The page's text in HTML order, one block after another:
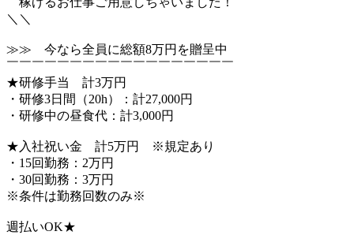
＼＼
≫≫ 今なら全員に総額8万円を贈呈中
￣￣￣￣￣￣￣￣￣￣￣￣￣￣￣￣￣￣
★研修手当 計3万円
・研修3日間（20h）：計27,000円
・研修中の昼食代：計3,000円
★入社祝い金 計5万円 ※規定あり
・15回勤務：2万円
・30回勤務：3万円
※条件は勤務回数のみ※
週払いOK★